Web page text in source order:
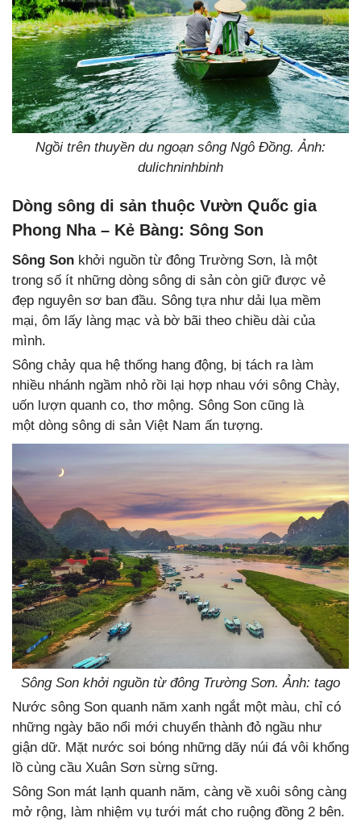
Ngồi trên thuyền du ngoạn sông Ngô Đồng. Ảnh:
dulichninhbinh
Dòng sông di sản thuộc Vườn Quốc gia
Phong Nha – Kẻ Bàng: Sông Son
Sông Son khởi nguồn từ đông Trường Sơn, là một
trong số ít những dòng sông di sản còn giữ được vẻ
đẹp nguyên sơ ban đầu. Sông tựa như dải lụa mềm
mại, ôm lấy làng mạc và bờ bãi theo chiều dài của
mình.
Sông chảy qua hệ thống hang động, bị tách ra làm
nhiều nhánh ngầm nhỏ rồi lại hợp nhau với sông Chày,
uốn lượn quanh co, thơ mộng. Sông Son cũng là
một dòng sông di sản Việt Nam ấn tượng.
Sông Son khởi nguồn từ đông Trường Sơn. Ảnh: tago
Nước sông Son quanh năm xanh ngắt một màu, chỉ có
những ngày bão nổi mới chuyển thành đỏ ngầu như
giận dữ. Mặt nước soi bóng những dãy núi đá vôi khổng
lồ cùng cầu Xuân Sơn sừng sững.
Sông Son mát lạnh quanh năm, càng về xuôi sông càng
mở rộng, làm nhiệm vụ tưới mát cho ruộng đồng 2 bên.